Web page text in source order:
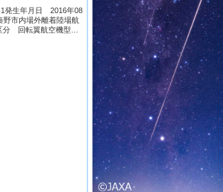
発生年月日 2016年08
市内場外離着陸場航
分 回転翼航空機型